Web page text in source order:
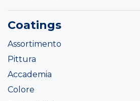
Coatings
Assortimento
Pittura
Accademia
Colore